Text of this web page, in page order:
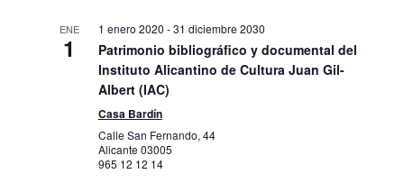
ENE
1
1 enero 2020 -31 diciembre 2030
Patrimonio bibliográfico y documental del
Instituto Alicantino de Cultura Juan Gil-
Albert (IAC)
Casa Bardín
Calle San Fernando, 44
Alicante 03005
965 12 12 14